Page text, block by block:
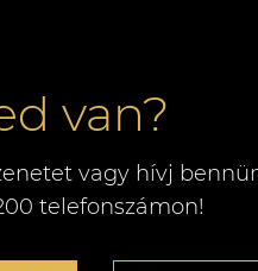
van?
vagy hívj
telefonszámon!